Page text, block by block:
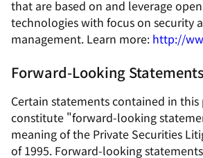
that are based on and leverage
technologies with focus on security
management. Learn more: http://
Forward-Looking Statements
Certain statements contained in this
constitute "forward-looking
meaning of the Private Securities
of 1995. Forward-looking